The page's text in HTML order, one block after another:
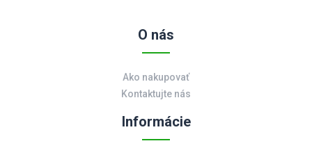
O nás
Ako nakupovať
Kontaktujte nás
Informácie